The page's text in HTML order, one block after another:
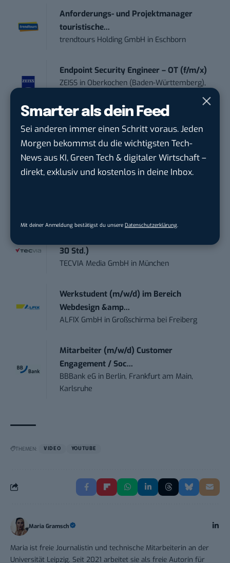
Smarter als dein Feed
Sei anderen immer einen Schritt voraus. Jeden
Morgen bekommst du die wichtigsten Tech-
News aus KI, Green Tech & digitaler Wirtschaft –
direkt, exklusiv und kostenlos in deine Inbox.
Mit deiner Anmeldung bestätigst du unsere Datenschutzerklärung.
Anforderungs- und Projektmanager
touristische...
trendtours Holding GmbH in Eschborn
Endpoint Security Engineer – OT (f/m/x)
ZEISS in Oberkochen (Baden-Württemberg),
Social Media Manager (m/w/d)
BANNERKÖNIG GmbH in Gelsenkirchen
Social Media Manager / Content Creator
30 Std.)
TECVIA Media GmbH in München
Werkstudent (m/w/d) im Bereich
Webdesign &amp...
ALFIX GmbH in Großschirma bei Freiberg
Mitarbeiter (m/w/d) Customer
Engagement / Soc...
BBBank eG in Berlin, Frankfurt am Main,
Karlsruhe
THEMEN: VIDEO YOUTUBE
Maria Gramsch
Maria ist freie Journalistin und technische Mitarbeiterin an der
Universität Leipzig. Seit 2021 arbeitet sie als freie Autorin für